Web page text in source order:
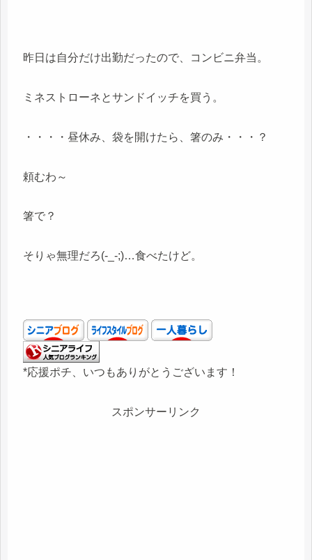
昨日は自分だけ出勤だったので、コンビニ弁当。
ミネストローネとサンドイッチを買う。
・・・・昼休み、袋を開けたら、箸のみ・・・？
頼むわ～
箸で？
そりゃ無理だろ(-_-;)…食べたけど。
*応援ポチ、いつもありがとうございます！
スポンサーリンク